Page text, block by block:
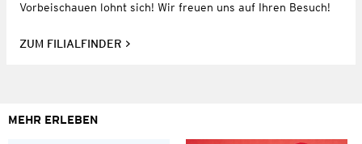
Vorbeischauen lohnt sich! Wir freuen uns auf Ihren Besuch!
ZUM FILIALFINDER
MEHR ERLEBEN